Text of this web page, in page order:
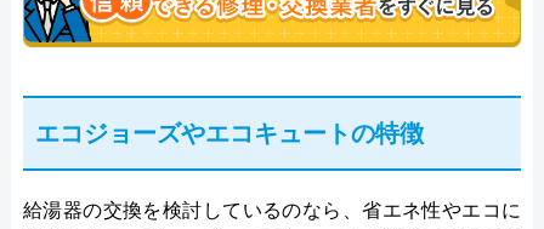
エコジョーズやエコキュートの特徴
給湯器の交換を検討しているのなら、省エネ性やエコに